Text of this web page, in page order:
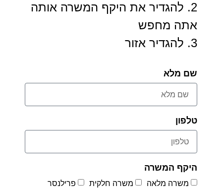
2. להגדיר את היקף המשרה אותה
אתה מחפש
3. להגדיר אזור
שם מלא
טלפון
היקף המשרה
משרה מלאה משרה חלקית פרילנסר